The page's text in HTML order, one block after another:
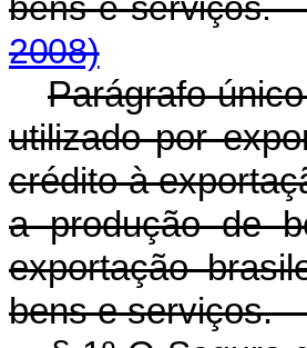
2008)
Parágrafo
utilizado por
crédito à
a produção de
exportação
bens e